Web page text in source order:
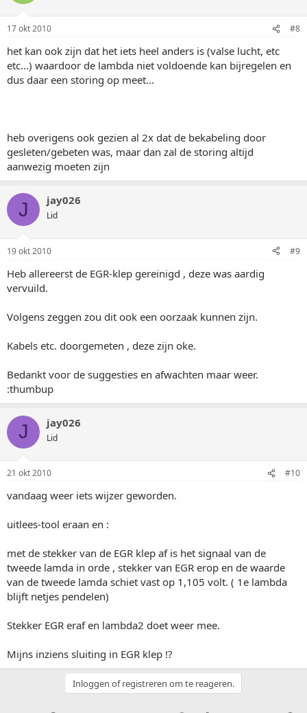
17 okt 2010 #8
het kan ook zijn dat het iets heel anders is (valse lucht, etc
etc...) waardoor de lambda niet voldoende kan bijregelen en
dus daar een storing op meet...
heb overigens ook gezien al 2x dat de bekabeling door
gesleten/gebeten was, maar dan zal de storing altijd
aanwezig moeten zijn
J jay026
Lid
19 okt 2010 #9
Heb allereerst de EGR-klep gereinigd , deze was aardig
vervuild.
Volgens zeggen zou dit ook een oorzaak kunnen zijn.
Kabels etc. doorgemeten , deze zijn oke.
Bedankt voor de suggesties en afwachten maar weer.
:thumbup
J jay026
Lid
21 okt 2010 #10
vandaag weer iets wijzer geworden.
uitlees-tool eraan en :
met de stekker van de EGR klep af is het signaal van de
tweede lamda in orde , stekker van EGR erop en de waarde
van de tweede lamda schiet vast op 1,105 volt. ( 1e lambda
blijft netjes pendelen)
Stekker EGR eraf en lambda2 doet weer mee.
Mijns inziens sluiting in EGR klep !?
Inloggen of registreren om te reageren.